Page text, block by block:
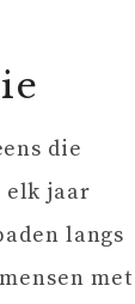
die
elk jaar
langs
met